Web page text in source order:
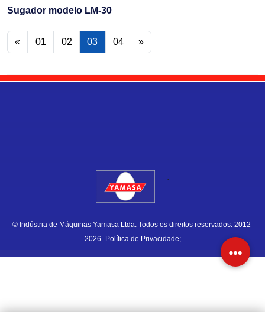
Sugador modelo LM-30
« 01 02 03 04 »
.
© Indústria de Máquinas Yamasa Ltda. Todos os direitos reservados. 2012-
2026. Política de Privacidade;